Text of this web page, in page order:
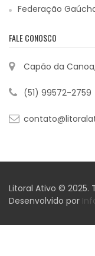
Federação
FALE CONOSCO
Capão da
(51) 99572-2759
Litoral Ativo © 2025.
Desenvolvido por